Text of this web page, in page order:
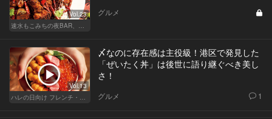
Vol.23
速水もこみちの夜BAR、夜メシ、夜レシピ
グルメ
Vol.13
ハレの日向け フレンチ・高級店
〆なのに存在感は主役級！港区で発見した
「ぜいたく丼」は後世に語り継ぐべき美し
さ！
グルメ 1